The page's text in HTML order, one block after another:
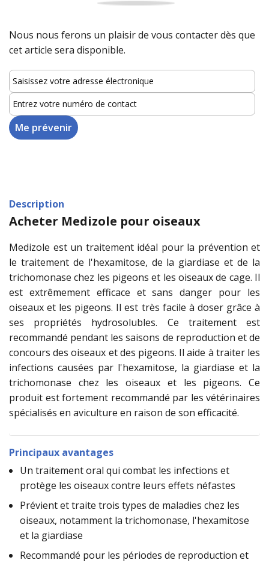
Nous nous ferons un plaisir de vous contacter dès que
cet article sera disponible.
Description
Acheter Medizole pour oiseaux
Medizole est un traitement idéal pour la prévention et
le traitement de l'hexamitose, de la giardiase et de la
trichomonase chez les pigeons et les oiseaux de cage. Il
est extrêmement efficace et sans danger pour les
oiseaux et les pigeons. Il est très facile à doser grâce à
ses propriétés hydrosolubles. Ce traitement est
recommandé pendant les saisons de reproduction et de
concours des oiseaux et des pigeons. Il aide à traiter les
infections causées par l'hexamitose, la giardiase et la
trichomonase chez les oiseaux et les pigeons. Ce
produit est fortement recommandé par les vétérinaires
spécialisés en aviculture en raison de son efficacité.
Principaux avantages
Un traitement oral qui combat les infections et
protège les oiseaux contre leurs effets néfastes
Prévient et traite trois types de maladies chez les
oiseaux, notamment la trichomonase, l'hexamitose
et la giardiase
Recommandé pour les périodes de reproduction et